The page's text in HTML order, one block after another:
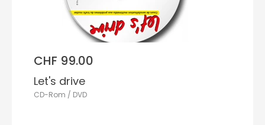
CHF 99.00
Let's drive
CD-Rom / DVD